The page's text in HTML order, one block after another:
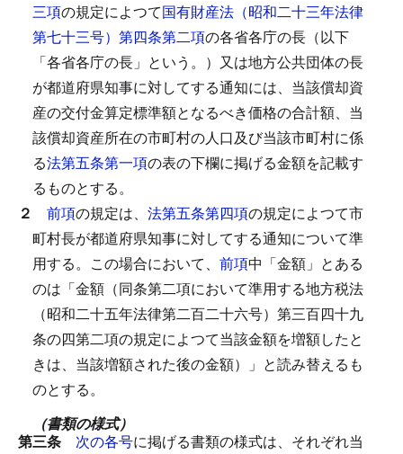
三項の規定によつて国有財産法（昭和二十三年法律
第七十三号）第四条第二項の各省各庁の長（以下
「各省各庁の長」という。）又は地方公共団体の長
が都道府県知事に対してする通知には、当該償却資
産の交付金算定標準額となるべき価格の合計額、当
該償却資産所在の市町村の人口及び当該市町村に係
る法第五条第一項の表の下欄に掲げる金額を記載す
るものとする。
２ 前項の規定は、 法第五条第四項の規定によつて市
町村長が都道府県知事に対してする通知について準
用する。 この場合において、 前項中「金額」とある
のは「金額（同条第二項において準用する地方税法
（昭和二十五年法律第二百二十六号）第三百四十九
条の四第二項の規定によつて当該金額を増額したと
きは、当該増額された後の金額）」と読み替えるも
のとする。
（書類の様式）
第三条 次の各号に掲げる書類の様式は、それぞれ当